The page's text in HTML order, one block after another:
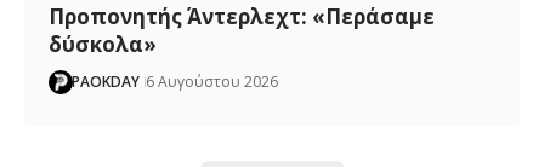
Προπονητής Άντερλεχτ: «Περάσαμε
δύσκολα»
PAOKDAY 6 Αυγούστου 2026